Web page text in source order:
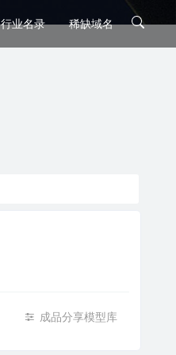
行业名录 稀缺域名
成品分享模型库